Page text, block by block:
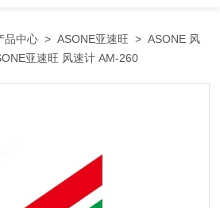
品中心 >ASONE亚速旺 >ASONE 风
亚速旺 风速计 AM-260